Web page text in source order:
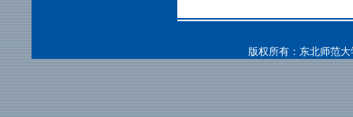
版权所有：东北师范